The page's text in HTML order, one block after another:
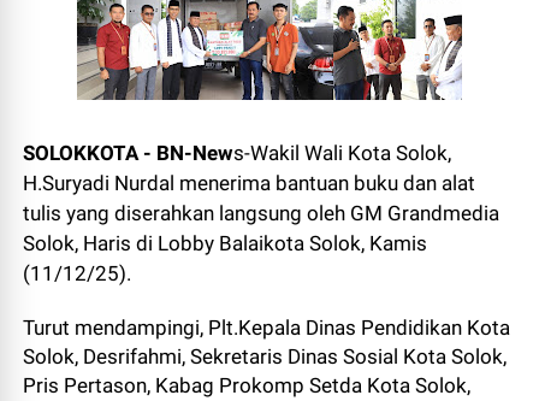
SOLOKKOTA - BN-News-Wakil Wali Kota Solok,
H.Suryadi Nurdal menerima bantuan buku dan alat
tulis yang diserahkan langsung oleh GM Grandmedia
Solok, Haris di Lobby Balaikota Solok, Kamis
(11/12/25).
Turut mendampingi, Plt.Kepala Dinas Pendidikan Kota
Solok, Desrifahmi, Sekretaris Dinas Sosial Kota Solok,
Pris Pertason, Kabag Prokomp Setda Kota Solok,